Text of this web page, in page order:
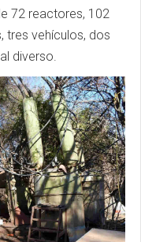
72 reactores, 102
tres vehículos, dos
diverso.